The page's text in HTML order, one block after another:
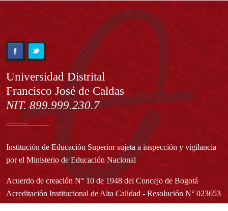
Información
Universidad Distrital
Francisco José de Caldas
NIT. 899.999.230.7
Institución de Educación Superior sujeta a inspección y vigilancia
por el Ministerio de Educación Nacional
Acuerdo de creación N° 10 de 1948 del Concejo de Bogotá
Acreditación Institucional de Alta Calidad - Resolución N° 023653
del 10 de diciembre del 2021